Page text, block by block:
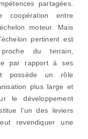
partagées.
coopération entre
moteur. Mais
pertinent est
du terrain,
par rapport à ses
possède un rôle
plus large et
le développement
l’un des leviers
revendiquer une